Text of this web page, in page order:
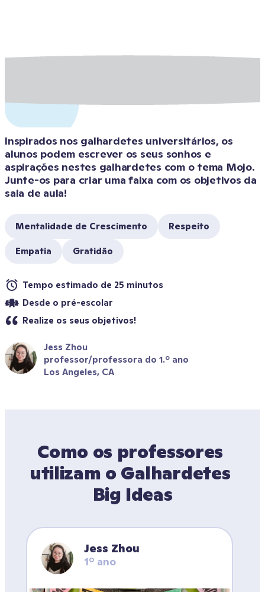
Inspirados nos galhardetes universitários, os
alunos podem escrever os seus sonhos e
aspirações nestes galhardetes com o tema Mojo.
Junte-os para criar uma faixa com os objetivos da
sala de aula!
Mentalidade de Crescimento Respeito
Empatia Gratidão
Tempo estimado de 25 minutos
Desde o pré-escolar
Realize os seus objetivos!
Jess Zhou
professor/professora do 1.º ano
Los Angeles, CA
Como os professores
utilizam o Galhardetes
Big Ideas
Jess Zhou
1º ano